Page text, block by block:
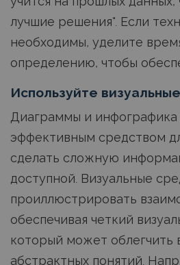
лучшие решения". Если
необходимы, уделите
определению, чтобы
Используйте
Диаграммы и инфографика
эффективным средством
сделать сложную
доступной. Визуальные
проиллюстрировать
обеспечивая четкий
который может облегчить
абстрактных понятий.